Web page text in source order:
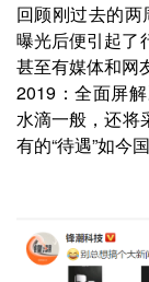
回顾刚过去的两
曝光后便引起了
甚至有媒体和网
2019：全面屏
水滴一般，还
有的“待遇”如今